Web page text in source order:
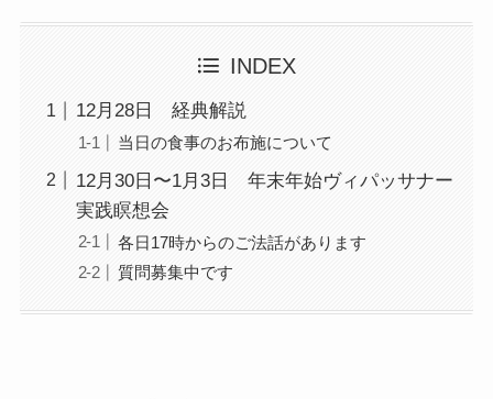
INDEX
12月28日 経典解説
当日の食事のお布施について
12月30日〜1月3日 年末年始ヴィパッサナー
実践瞑想会
各日17時からのご法話があります
質問募集中です